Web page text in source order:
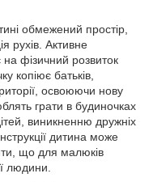
обмежений простір,
рухів. Активне
фізичний розвиток
копіює батьків,
освоюючи нову
грати в будиночках
виникненню дружніх
дитина може
що для малюків
людини.